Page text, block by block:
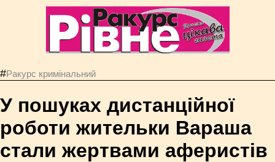
#Ракурс кримінальний
У пошуках дистанційної
роботи жительки Вараша
стали жертвами аферистів